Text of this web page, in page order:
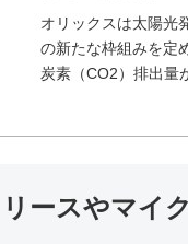
オリックスは太陽光
の新たな枠組みを定
炭素（CO2）排出量
ースやマイ